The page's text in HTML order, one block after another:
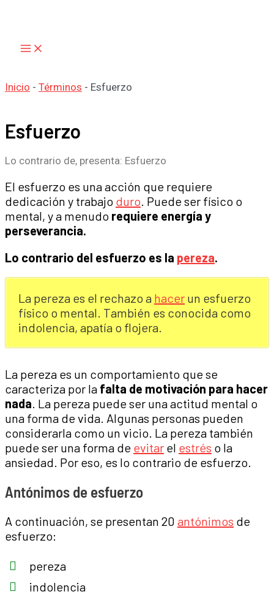
Inicio - Términos - Esfuerzo
Esfuerzo
Lo contrario de, presenta: Esfuerzo
El esfuerzo es una acción que requiere
dedicación y trabajo duro. Puede ser físico o
mental, y a menudo requiere energía y
perseverancia.
Lo contrario del esfuerzo es la pereza.
La pereza es el rechazo a hacer un esfuerzo
físico o mental. También es conocida como
indolencia, apatía o flojera.
La pereza es un comportamiento que se
caracteriza por la falta de motivación para hacer
nada. La pereza puede ser una actitud mental o
una forma de vida. Algunas personas pueden
considerarla como un vicio. La pereza también
puede ser una forma de evitar el estrés o la
ansiedad. Por eso, es lo contrario de esfuerzo.
Antónimos de esfuerzo
A continuación, se presentan 20 antónimos de
esfuerzo:
pereza
indolencia